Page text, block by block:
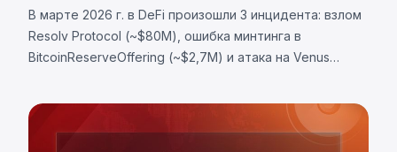
В марте 2026 г. в DeFi произошли 3 инцидента: взлом
Resolv Protocol (~$80М), ошибка минтинга в
BitcoinReserveOffering (~$2,7М) и атака на Venus